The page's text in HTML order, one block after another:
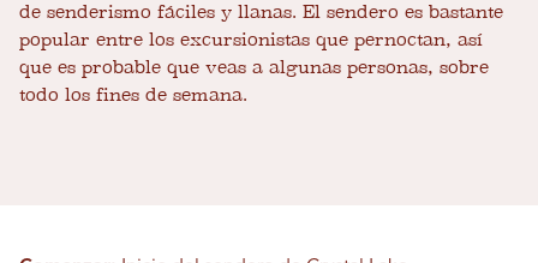
de senderismo fáciles y llanas. El sendero es bastante
popular entre los excursionistas que pernoctan, así
que es probable que veas a algunas personas, sobre
todo los fines de semana.